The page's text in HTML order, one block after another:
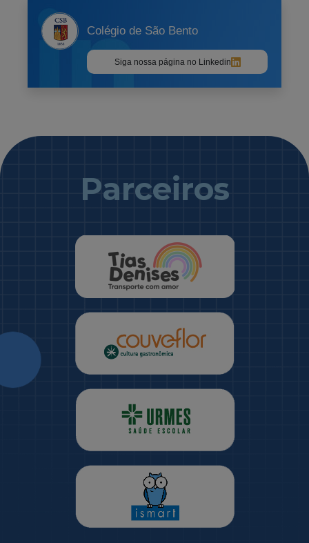
Colégio de São Bento
Siga nossa página no Linkedin
Parceiros